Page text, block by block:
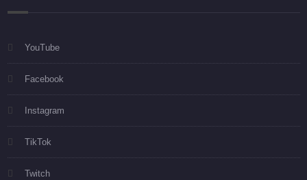
YouTube
Facebook
Instagram
TikTok
Twitch